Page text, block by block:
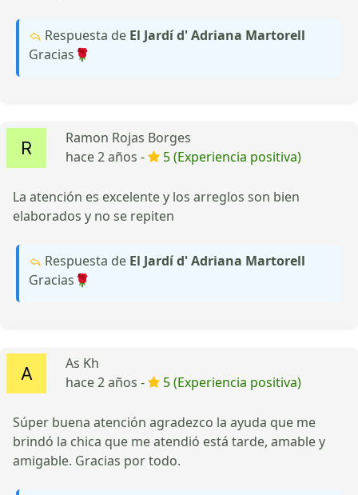
Respuesta de El Jardí d' Adriana Martorell
Gracias🌹
Ramon Rojas Borges
hace 2 años -
5 (Experiencia positiva)
La atención es excelente y los arreglos son bien
elaborados y no se repiten
Respuesta de El Jardí d' Adriana Martorell
Gracias🌹
As Kh
hace 2 años -
5 (Experiencia positiva)
Súper buena atención agradezco la ayuda que me
brindó la chica que me atendió está tarde, amable y
amigable. Gracias por todo.